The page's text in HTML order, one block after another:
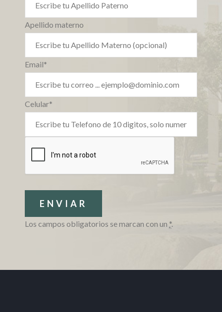
Apellido materno
Email*
Celular*
Los campos obligatorios se marcan con un *.